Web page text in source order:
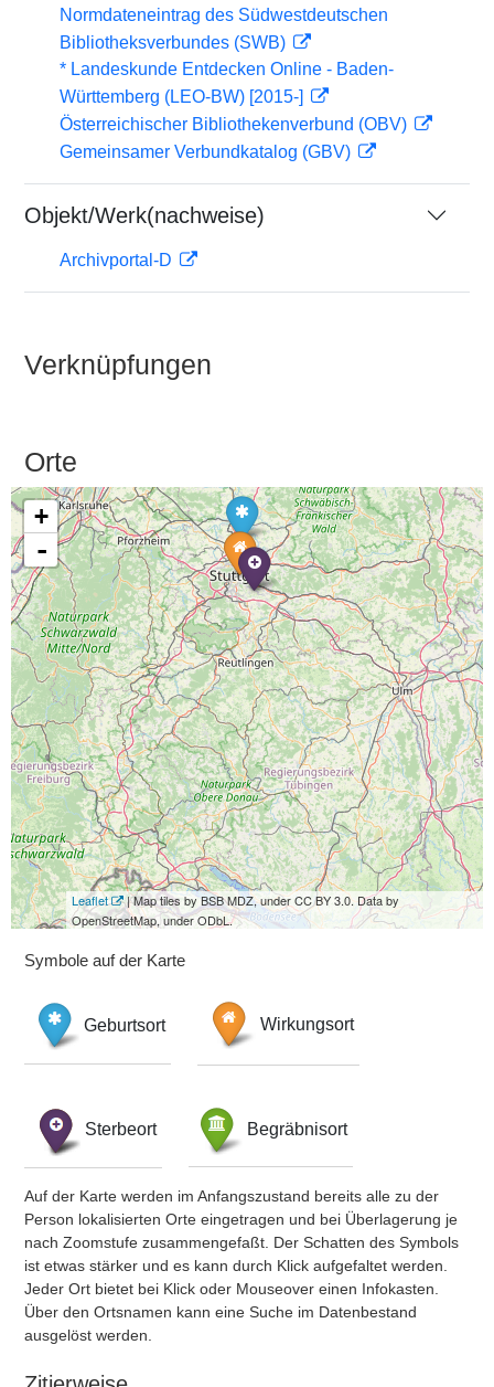
Normdateneintrag des Südwestdeutschen
Bibliotheksverbundes (SWB)
* Landeskunde Entdecken Online - Baden-
Württemberg (LEO-BW) [2015-]
Österreichischer Bibliothekenverbund (OBV)
Gemeinsamer Verbundkatalog (GBV)
Objekt/Werk(nachweise)
Archivportal-D
Verknüpfungen
Orte
+
-
Leaflet
| Map tiles by BSB MDZ, under CC BY 3.0. Data by
OpenStreetMap, under ODbL.
Symbole auf der Karte
Geburtsort Wirkungsort
Sterbeort Begräbnisort
Auf der Karte werden im Anfangszustand bereits alle zu der
Person lokalisierten Orte eingetragen und bei Überlagerung je
nach Zoomstufe zusammengefaßt. Der Schatten des Symbols
ist etwas stärker und es kann durch Klick aufgefaltet werden.
Jeder Ort bietet bei Klick oder Mouseover einen Infokasten.
Über den Ortsnamen kann eine Suche im Datenbestand
ausgelöst werden.